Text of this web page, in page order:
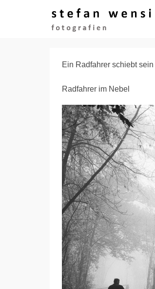
Ein Radfahrer schiebt
Radfahrer im Nebel